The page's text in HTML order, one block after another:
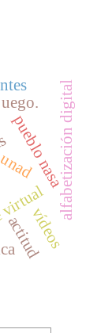
alfabetización digital
pueblo nasa
actitudvídeos